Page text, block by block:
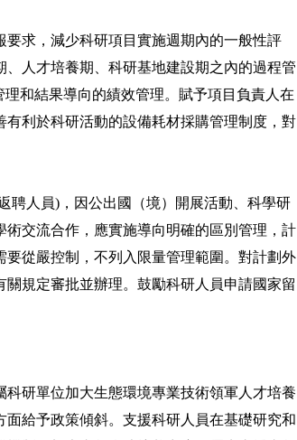
求，減少科研項目實施週期內的一般性評
人才培養期、科研基地建設期之內的過程管
和結果導向的績效管理。賦予項目負責人在
利於科研活動的設備耗材採購管理制度，對
人員)，因公出國（境）開展活動、科學研
交流合作，應實施導向明確的區別管理，計
從嚴控制，不列入限量管理範圍。對計劃外
規定審批並辦理。鼓勵科研人員申請國家留
研單位加大生態環境專業技術領軍人才培養
給予政策傾斜。支援科研人員在基礎研究和